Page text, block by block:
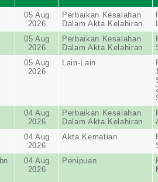
05 Aug
2026
Perbaikan Kesalahan
Dalam Akta Kelahiran
05 Aug
2026
Perbaikan Kesalahan
Dalam Akta Kelahiran
05 Aug
2026
Lain-Lain
04 Aug
2026
Perbaikan Kesalahan
Dalam Akta Kelahiran
04 Aug
2026
Akta Kematian
04 Aug
2026
Penipuan